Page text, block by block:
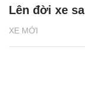
XE MỚI
Lên đời xe